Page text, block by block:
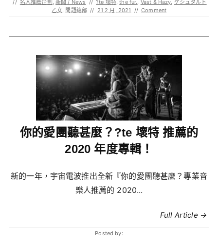
// 名人推薦企劃 ,新聞 / News // ?te 壞特,the fur., Vast & Hazy, ゲシュタルト
乙女, 問題總部 // 21 2 月, 2021 // Comment
你的愛團聽甚麼？?te 壞特 推薦的
2020 年度專輯！
新的一年，宇宙電波推出全新『你的愛團聽甚麼？專業音
樂人推薦的 2020...
Full Article →
Posted by: